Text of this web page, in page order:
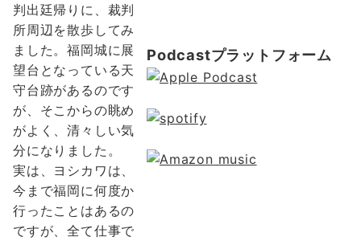
判出廷帰りに、裁判
所周辺を散歩してみ
ました。福岡城に展
望台となっている天
守台跡があるのです
が、そこからの眺め
がよく、清々しい気
分になりました。
実は、ヨシカワは、
今まで福岡に何度か
行ったことはあるの
ですが、全て仕事で
Podcastプラットフォーム